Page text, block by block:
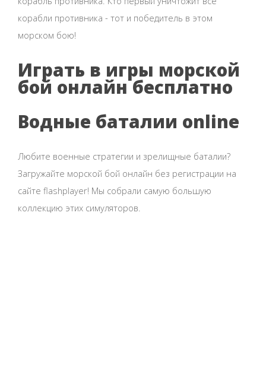
корабли противника - тот и победитель в этом
морском бою!
Играть в игры морской
бой онлайн бесплатно
Водные баталии online
Любите военные стратегии и зрелищные баталии?
Загружайте морской бой онлайн без регистрации на
сайте flashplayer! Мы собрали самую большую
коллекцию этих симуляторов.